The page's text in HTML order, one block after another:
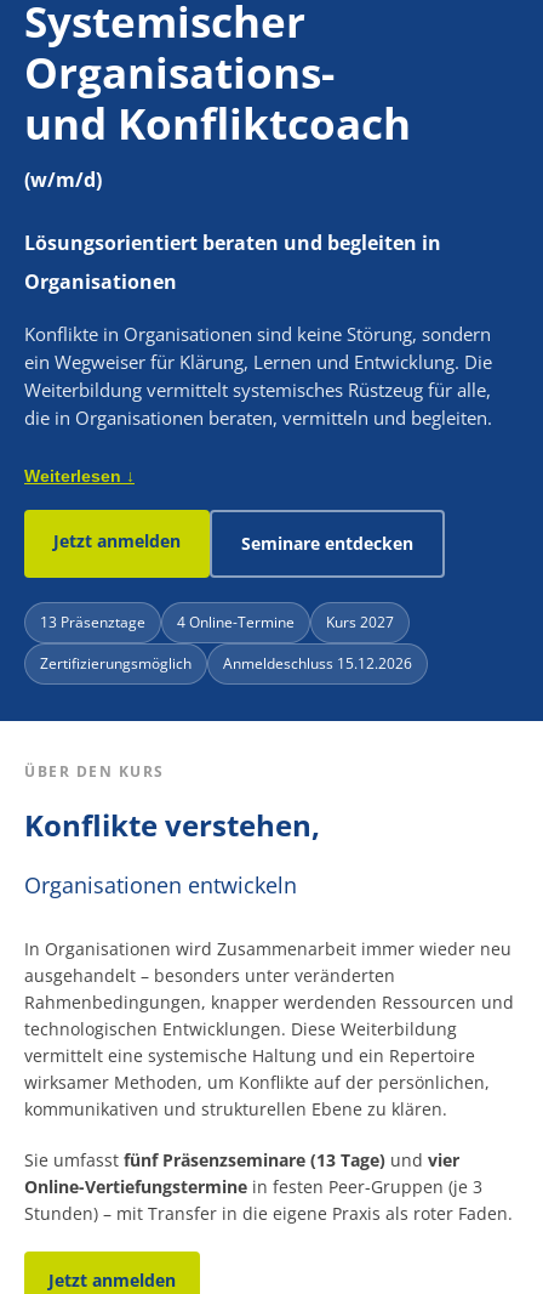
Institut
Kontakt
nach:
Systemischer
Organisations-
und Konfliktcoach
(w/m/d)
Lösungsorientiert beraten und begleiten in
Organisationen
Konflikte in Organisationen sind keine Störung, sondern
ein Wegweiser für Klärung, Lernen und Entwicklung. Die
Weiterbildung vermittelt systemisches Rüstzeug für alle,
die in Organisationen beraten, vermitteln und begleiten.
Weiterlesen ↓
Jetzt anmelden Seminare entdecken
13 Präsenztage 4 Online-Termine
Kurs 2027
Zertifizierungsmöglich
Anmeldeschluss 15.12.2026
ÜBER DEN KURS
Konflikte verstehen,
Organisationen entwickeln
In Organisationen wird Zusammenarbeit immer wieder neu
ausgehandelt – besonders unter veränderten
Rahmenbedingungen, knapper werdenden Ressourcen und
technologischen Entwicklungen. Diese Weiterbildung
vermittelt eine systemische Haltung und ein Repertoire
wirksamer Methoden, um Konflikte auf der persönlichen,
kommunikativen und strukturellen Ebene zu klären.
Sie umfasst fünf Präsenzseminare (13 Tage) und vier
Online-Vertiefungstermine in festen Peer-Gruppen (je 3
Stunden) – mit Transfer in die eigene Praxis als roter Faden.
Jetzt anmelden